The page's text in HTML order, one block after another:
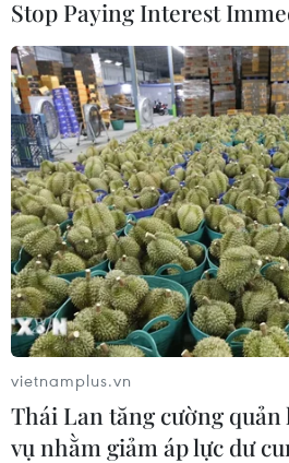
#Malaysia #dịch COVID-19
#phong tỏa toàn quốc
#Lệnh Hạn chế di chuyển tăng
Theo dõi VietnamPlus
Stop Paying Interest
vietnamplus.vn
Thái Lan tăng cường quản
vụ nhằm giảm áp lực dư